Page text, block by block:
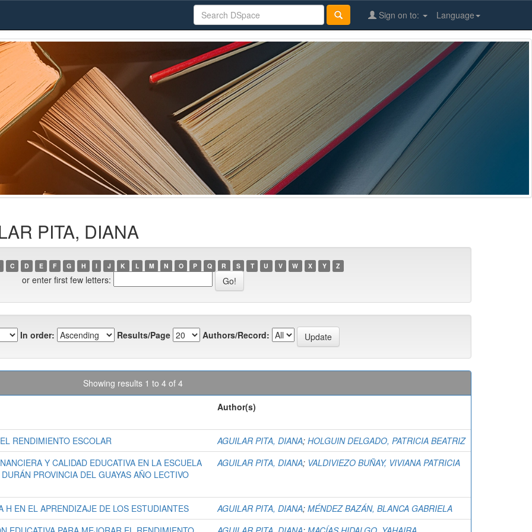
Language
Sign on to:
PITA, DIANA
C D E F G H I J K L M N O P Q R S T U V W X Y Z
or enter first few letters:
In order: Results/Page Authors/Record:
Showing results 1 to 4 of 4
Author(s)
RENDIMIENTO ESCOLAR AGUILAR PITA, DIANA; HOLGUIN DELGADO, PATRICIA BEATRIZ
Y CALIDAD EDUCATIVA EN LA ESCUELA
PROVINCIA DEL GUAYAS AÑO LECTIVO
AGUILAR PITA, DIANA; VALDIVIEZO BUÑAY, VIVIANA PATRICIA
EN EL APRENDIZAJE DE LOS ESTUDIANTES AGUILAR PITA, DIANA; MÉNDEZ BAZÁN, BLANCA GABRIELA